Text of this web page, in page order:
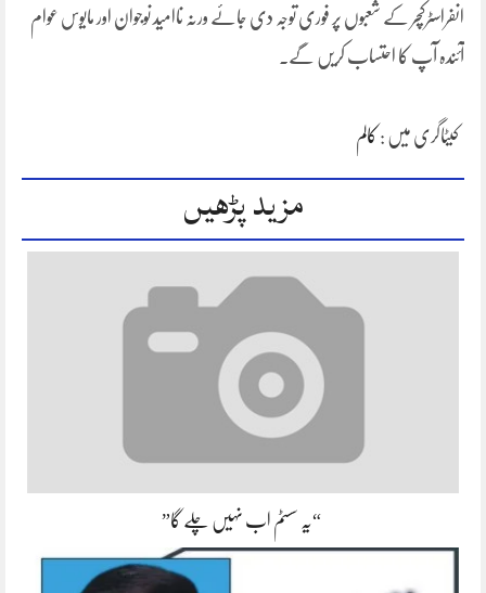
انفراسٹرکچر کے شعبوں پر فوری توجہ دی جائے ورنہ ناامید نوجوان اور مایوس عوام
آئندہ آپ کا احتساب کریں گے۔
کیٹاگری میں : کالم
مزید پڑھیں
“یہ سسٹم اب نہیں چلے گا”